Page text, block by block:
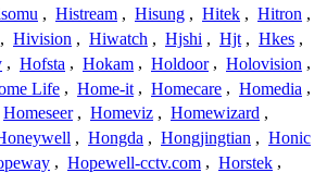
, Histream , Hisung , Hitek , Hitron ,
, Hivision , Hiwatch , Hjshi , Hjt , Hkes ,
, Hofsta , Hokam , Holdoor , Holovision ,
Life , Home-it , Homecare , Homedia ,
Homeseer , Homeviz , Homewizard ,
, Hongda , Hongjingtian , Honic
, Hopewell-cctv.com , Horstek ,